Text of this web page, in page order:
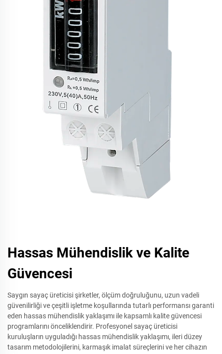
Hassas Mühendislik ve Kalite
Güvencesi
Saygın sayaç üreticisi şirketler, ölçüm doğruluğunu, uzun vadeli
güvenilirliği ve çeşitli işletme koşullarında tutarlı performansı garanti
eden hassas mühendislik yaklaşımı ile kapsamlı kalite güvencesi
programlarını önceliklendirir. Profesyonel sayaç üreticisi
kuruluşların uyguladığı hassas mühendislik yaklaşımı, ileri düzey
tasarım metodolojilerini, karmaşık imalat süreçlerini ve her cihazın